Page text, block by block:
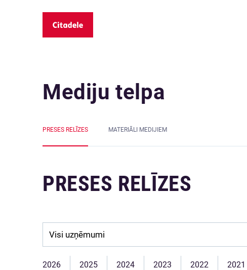
Mediju telpa
PRESES RELĪZES MATERIĀLI MEDIJIEM
PRESES RELĪZES
Company:
2026 2025 2024 2023 2022 2021